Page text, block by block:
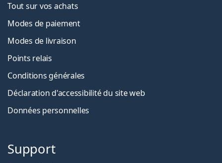
Tout sur vos achats
Modes de paiement
Modes de livraison
Points relais
Conditions générales
Déclaration d'accessibilité du site web
Données personnelles
Support